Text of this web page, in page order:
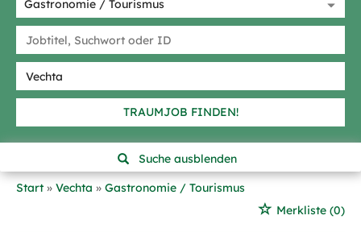
TRAUMJOB FINDEN!
Suche ausblenden
Start
Vechta
Gastronomie / Tourismus
Merkliste (0)